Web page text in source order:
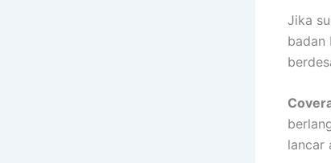
Jika
badan
lancar